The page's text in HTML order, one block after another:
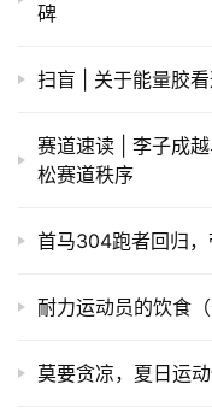
碑
扫盲 | 关于能量胶
赛道速读 | 李子成
松赛道秩序
首马304跑者回归
耐力运动员的饮食
莫要贪凉，夏日运